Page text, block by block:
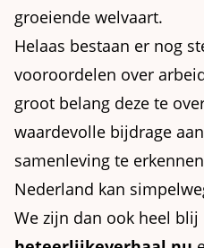
groeiende welvaart.
Helaas bestaan er nog
vooroordelen over
groot belang deze te
waardevolle bijdrage
samenleving te
Nederland kan
We zijn dan ook heel